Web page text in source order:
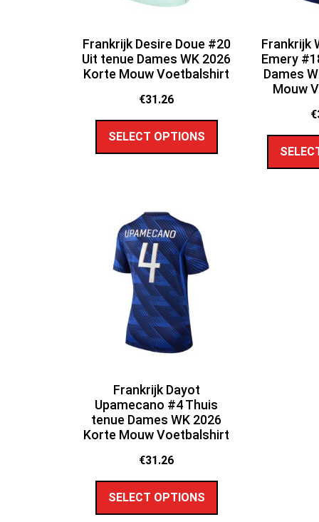
Frankrijk Desire Doue #20
Uit tenue Dames WK 2026
Korte Mouw Voetbalshirt
€31.26
SELECT OPTIONS
Frankrijk
Emery
Dames
Mouw
€
Frankrijk Dayot
Upamecano #4 Thuis
tenue Dames WK 2026
Korte Mouw Voetbalshirt
€31.26
SELECT OPTIONS